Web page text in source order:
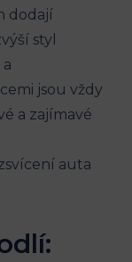
dodají
styl
jsou vždy
a zajímavé